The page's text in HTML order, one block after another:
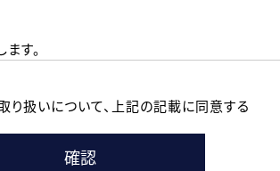
す。
して利用いたします。
扱いについて、 上記の記載に同意する